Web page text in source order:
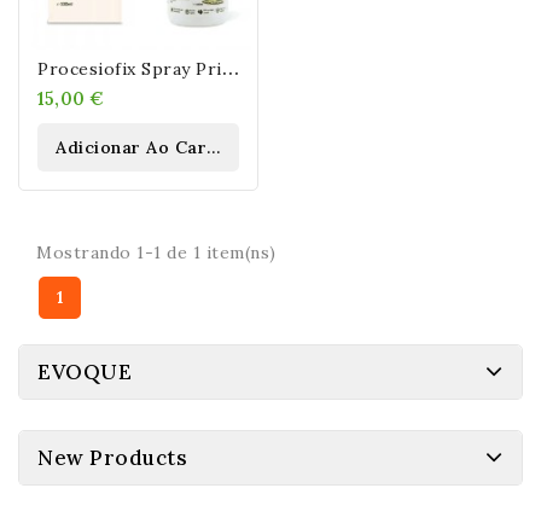
P
Rocesiofix Spray Primeros Auxilios Contra Procesionaria En Perros
15,00 €
Adicionar Ao Carrinho
Mostrando 1-1 de 1 item(ns)
1
EVOQUE
New Products